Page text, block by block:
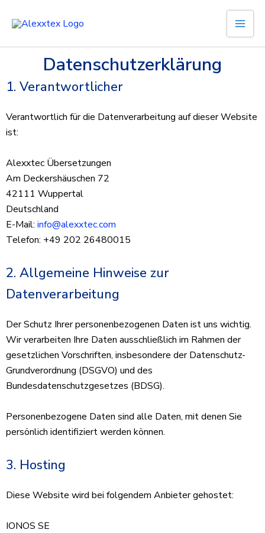
Inhalt
Datenschutzerklärung
1. Verantwortlicher
Verantwortlich für die Datenverarbeitung auf dieser Website
ist:
Alexxtec Übersetzungen
Am Deckershäuschen 72
42111 Wuppertal
Deutschland
E-Mail: info@alexxtec.com
Telefon: +49 202 26480015
2. Allgemeine Hinweise zur
Datenverarbeitung
Der Schutz Ihrer personenbezogenen Daten ist uns wichtig.
Wir verarbeiten Ihre Daten ausschließlich im Rahmen der
gesetzlichen Vorschriften, insbesondere der Datenschutz-
Grundverordnung (DSGVO) und des
Bundesdatenschutzgesetzes (BDSG).
Personenbezogene Daten sind alle Daten, mit denen Sie
persönlich identifiziert werden können.
3. Hosting
Diese Website wird bei folgendem Anbieter gehostet:
IONOS SE